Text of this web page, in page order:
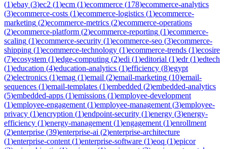
(1)ebay (3)ec2 (1)ecm (1)ecommerce (178)ecommerce-analytics
(3)ecommerce-costs (1)ecommerce-logistics (1)ecommerce-
marketing (2)ecommerce-metrics (2)ecommerce-operations
(2)ecommerce-platform (2)ecommerce-reporting (1)ecommerce-
scaling (1)ecommerce-security (1)ecommerce-seo (3)ecommerce-
shipping (1)ecommerce-technology (1)ecommerce-trends (1)ecosire
(7)ecosystem (1)edge-computing (2)edi (1)editorial (1)edr(1)edtech
(1)education (4)education-analytics (1)efficiency (8)egypt
(2)electronics (1)emag (1)email (2)email-marketing (10)email-
sequences (1)email-templates (1)embedded (2)embedded-analytics
(5)embedded-apps (1)emissions (1)employee-development
(1)employee-engagement (1)employee-management (3)employee-
privacy (1)encryption (1)endpoint-security (1)energy (3)energy-
efficiency (1)energy-management (1)engagement (1)enrollment
(2)enterprise (39)enterprise-ai (2)enterprise-architecture
(1)enterprise-content (1)enterprise-software (1)eoq (1)epicor